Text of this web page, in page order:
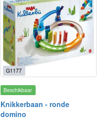
G1177
Beschikbaar
Knikkerbaan - ronde
domino